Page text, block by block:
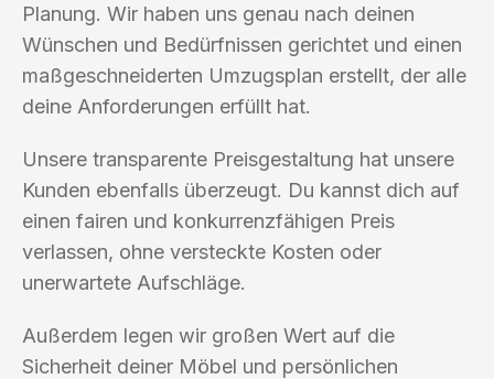
Planung. Wir haben uns genau nach deinen
Wünschen und Bedürfnissen gerichtet und einen
maßgeschneiderten Umzugsplan erstellt, der alle
deine Anforderungen erfüllt hat.
Unsere transparente Preisgestaltung hat unsere
Kunden ebenfalls überzeugt. Du kannst dich auf
einen fairen und konkurrenzfähigen Preis
verlassen, ohne versteckte Kosten oder
unerwartete Aufschläge.
Außerdem legen wir großen Wert auf die
Sicherheit deiner Möbel und persönlichen